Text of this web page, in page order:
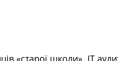
«старої школи»  ІТ